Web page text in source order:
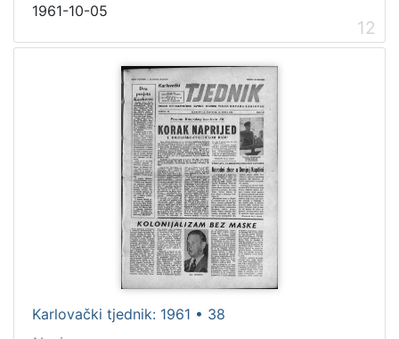
1961-10-05
12
Karlovački tjednik: 1961 • 38